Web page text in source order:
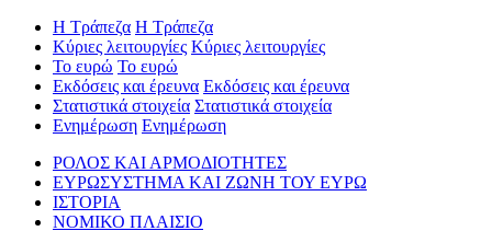
Η Τράπεζα Η Τράπεζα
Κύριες λειτουργίες Κύριες λειτουργίες
Το ευρώ Το ευρώ
Εκδόσεις και έρευνα Εκδόσεις και έρευνα
Στατιστικά στοιχεία Στατιστικά στοιχεία
Ενημέρωση Ενημέρωση
ΡΟΛΟΣ ΚΑΙ ΑΡΜΟΔΙΟΤΗΤΕΣ
ΕΥΡΩΣΥΣΤΗΜΑ ΚΑΙ ΖΩΝΗ ΤΟΥ ΕΥΡΩ
ΙΣΤΟΡΙΑ
ΝΟΜΙΚΟ ΠΛΑΙΣΙΟ